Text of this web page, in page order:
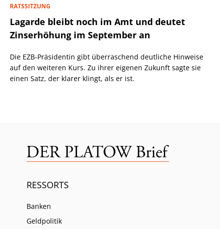
RATSSITZUNG
Lagarde bleibt noch im Amt und deutet
Zinserhöhung im September an
Die EZB-Präsidentin gibt überraschend deutliche Hinweise
auf den weiteren Kurs. Zu ihrer eigenen Zukunft sagte sie
einen Satz, der klarer klingt, als er ist.
RESSORTS
Banken
Geldpolitik